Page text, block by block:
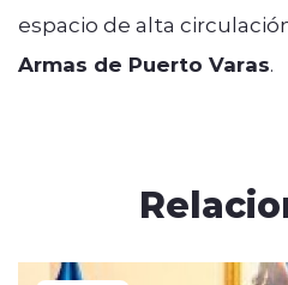
espacio de alta
Armas de Puerto Varas.